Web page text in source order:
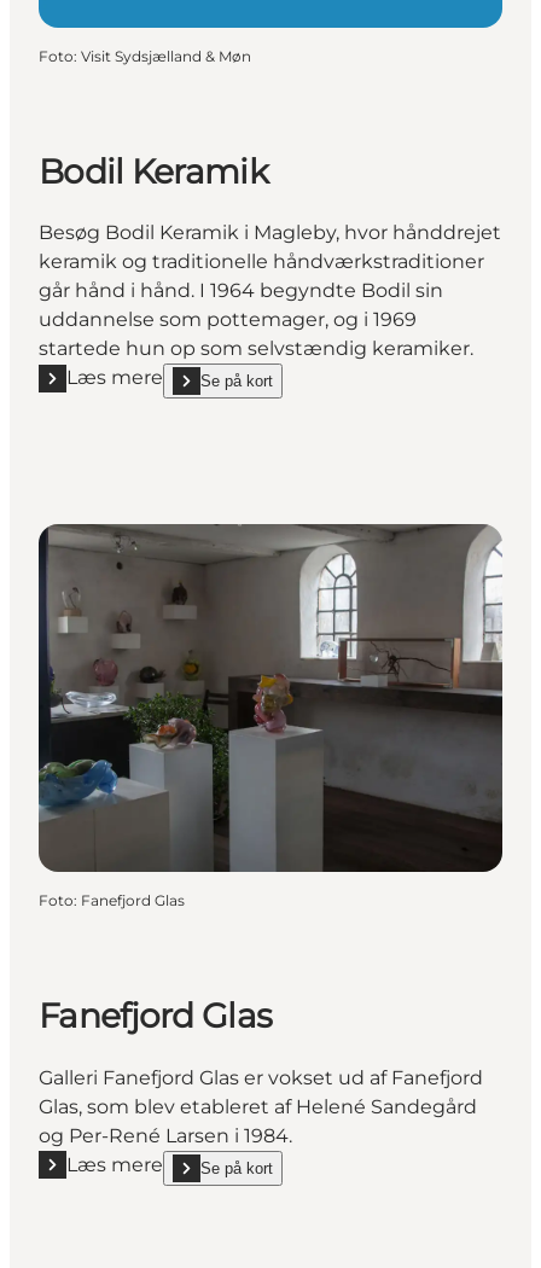
Foto: Visit Sydsjælland & Møn
Bodil Keramik
Besøg Bodil Keramik i Magleby, hvor hånddrejet
keramik og traditionelle håndværkstraditioner
går hånd i hånd. I 1964 begyndte Bodil sin
uddannelse som pottemager, og i 1969
startede hun op som selvstændig keramiker.
Læs mere
Læs mere "Bodil Keramik"
Se på kort
show Bodil Keramik on_map
Foto: Fanefjord Glas
Fanefjord Glas
Galleri Fanefjord Glas er vokset ud af Fanefjord
Glas, som blev etableret af Helené Sandegård
og Per-René Larsen i 1984.
Læs mere
Læs mere "Fanefjord Glas"
Se på kort
show Fanefjord Glas on_map